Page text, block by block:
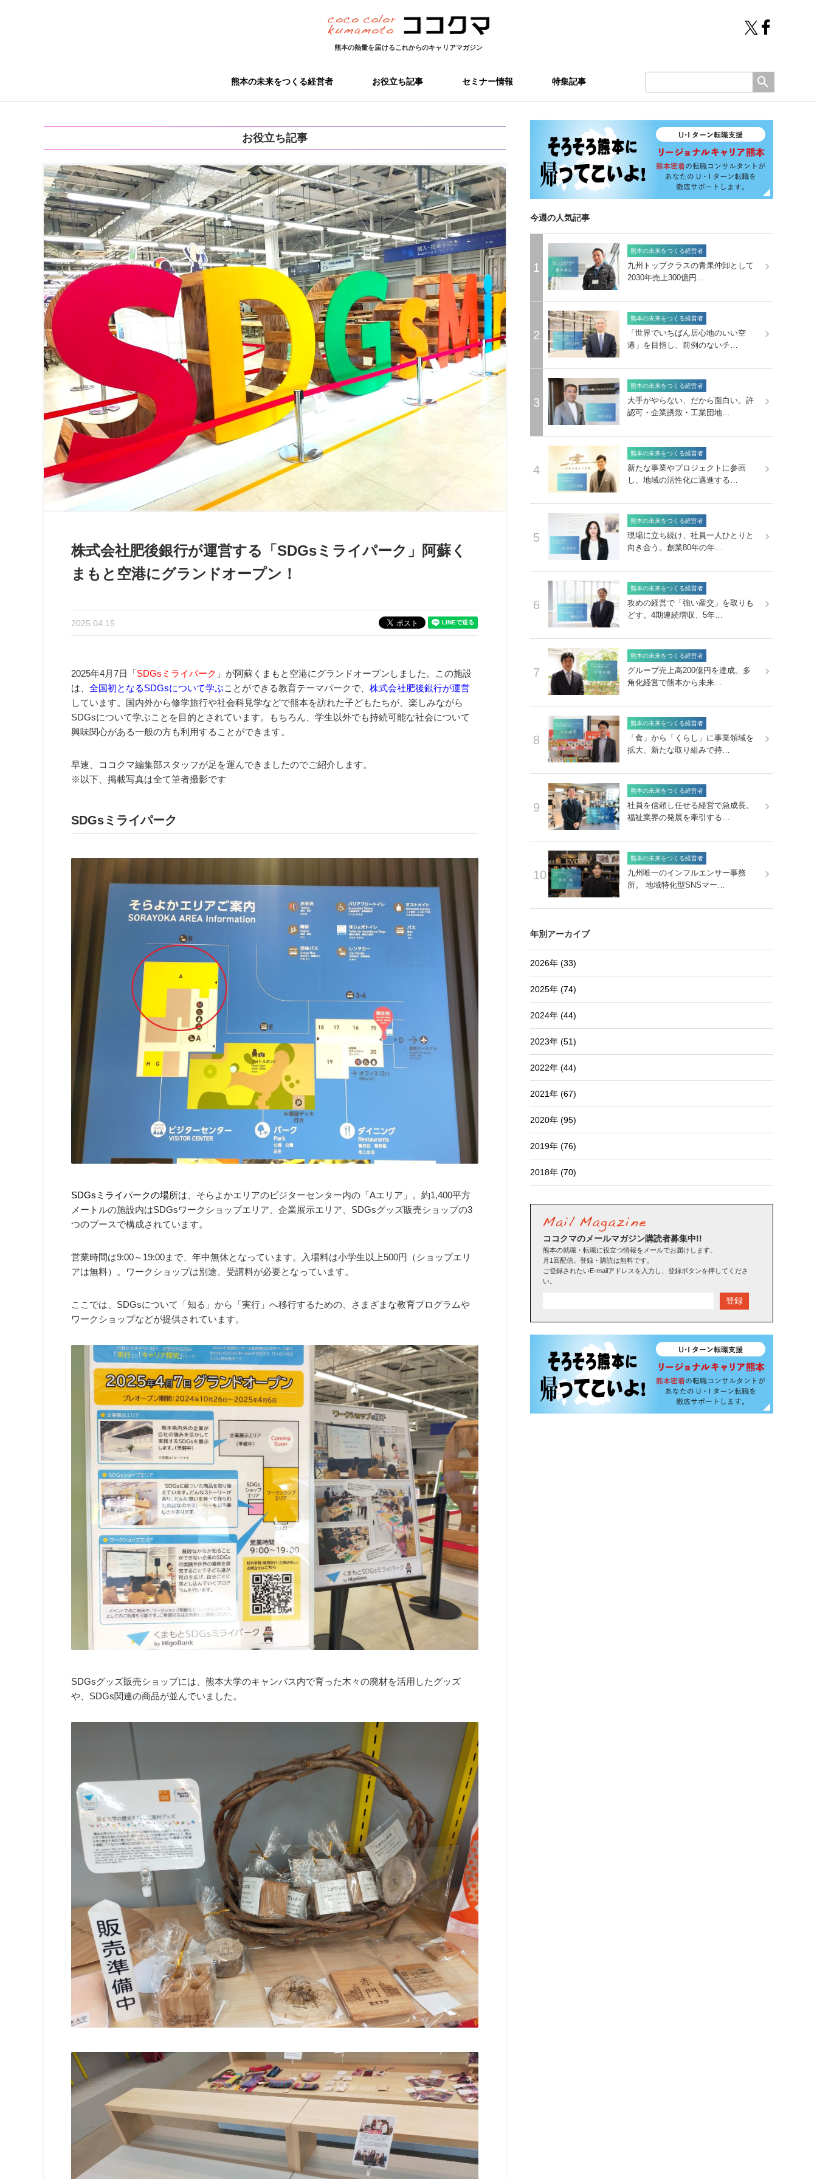
熊本の熱量を届けるこれからのキャリアマガジン
熊本の未来をつくる経営者 お役立ち記事 セミナー情報 特集記事
お役立ち記事
株式会社肥後銀行が運営する「SDGsミライパーク」阿蘇く
まもと空港にグランドオープン！
2025.04.15
2025年4月7日「SDGsミライパーク 」が阿蘇くまもと空港にグランドオープンしました。この施設
は、 全国初となるSDGsについて学ぶことができる教育テーマパークで、 株式会社肥後銀行が運営
しています。国内外から修学旅行や社会科見学などで熊本を訪れた子どもたちが、楽しみながら
SDGsについて学ぶことを目的とされています。もちろん、学生以外でも持続可能な社会について
興味関心がある一般の方も利用することができます。
早速、ココクマ編集部スタッフが足を運んできましたのでご紹介します。
※以下、掲載写真は全て筆者撮影です
SDGsミライパーク
SDGsミライパークの場所は、そらよかエリアのビジターセンター内の「Aエリア」。約1,400平方
メートルの施設内はSDGsワークショップエリア、企業展示エリア、SDGsグッズ販売ショップの3
つのブースで構成されています。
営業時間は9:00～19:00まで、年中無休となっています。入場料は小学生以上500円（ショップエリ
アは無料）。ワークショップは別途、受講料が必要となっています。
ここでは、SDGsについて「知る」から「実行」へ移行するための、さまざまな教育プログラムや
ワークショップなどが提供されています。
SDGsグッズ販売ショップには、熊本大学のキャンパス内で育った木々の廃材を活用したグッズ
や、SDGs関連の商品が並んでいました。
今週の人気記事
1
熊本の未来をつくる経営者
九州トップクラスの青果仲卸として
2030年売上300億円…
2
熊本の未来をつくる経営者
「世界でいちばん居心地のいい空
港」を目指し、前例のないチ…
3
熊本の未来をつくる経営者
大手がやらない、だから面白い。許
認可・企業誘致・工業団地…
4
熊本の未来をつくる経営者
新たな事業やプロジェクトに参画
し、地域の活性化に邁進する…
5
熊本の未来をつくる経営者
現場に立ち続け、社員一人ひとりと
向き合う。創業80年の年…
6
熊本の未来をつくる経営者
攻めの経営で「強い産交」を取りも
どす。4期連続増収、5年…
7
熊本の未来をつくる経営者
グループ売上高200億円を達成。多
角化経営で熊本から未来…
8
熊本の未来をつくる経営者
「食」から「くらし」に事業領域を
拡大、新たな取り組みで持…
9
熊本の未来をつくる経営者
社員を信頼し任せる経営で急成長。
福祉業界の発展を牽引する…
10
熊本の未来をつくる経営者
九州唯一のインフルエンサー事務
所。 地域特化型SNSマー…
年別アーカイブ
2026年 (33)
2025年 (74)
2024年 (44)
2023年 (51)
2022年 (44)
2021年 (67)
2020年 (95)
2019年 (76)
2018年 (70)
ココクマのメールマガジン購読者募集中!!
熊本の就職・転職に役立つ情報をメールでお届けします。
月1回配信。登録・購読は無料です。
ご登録されたいE-mailアドレスを入力し、登録ボタンを押してくださ
い。
登録